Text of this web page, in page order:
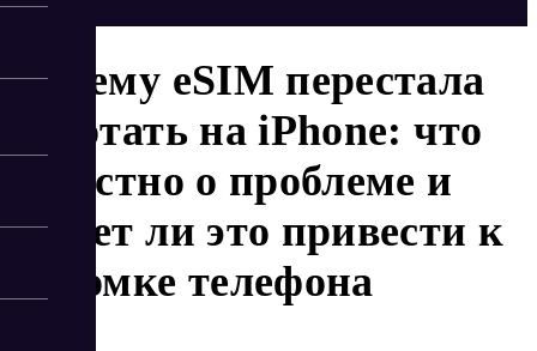
Почему eSIM перестала
работать на iPhone: что
известно о проблеме и
может ли это привести к
поломке телефона